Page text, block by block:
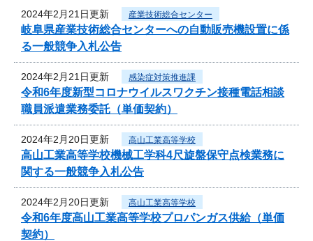
2024年2月21日更新 産業技術総合センター
岐阜県産業技術総合センターへの自動販売機設置に係
る一般競争入札公告
2024年2月21日更新 感染症対策推進課
令和6年度新型コロナウイルスワクチン接種電話相談
職員派遣業務委託（単価契約）
2024年2月20日更新 高山工業高等学校
高山工業高等学校機械工学科4尺旋盤保守点検業務に
関する一般競争入札公告
2024年2月20日更新 高山工業高等学校
令和6年度高山工業高等学校プロパンガス供給（単価
契約）